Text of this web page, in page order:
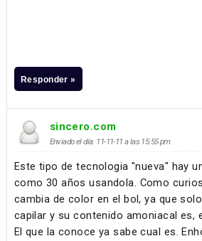
Responder »
sincero.com
Enviado el día: 11-11-11 a las 15:55 pm
Este tipo de tecnologia "nueva" hay
como 30 años usandola. Como
cambia de color en el bol, ya que
capilar y su contenido amoniacal es,
El que la conoce ya sabe cual es.